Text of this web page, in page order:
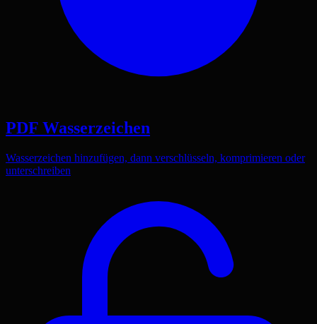
PDF Wasserzeichen
Wasserzeichen hinzufügen, dann verschlüsseln, komprimieren oder
unterschreiben